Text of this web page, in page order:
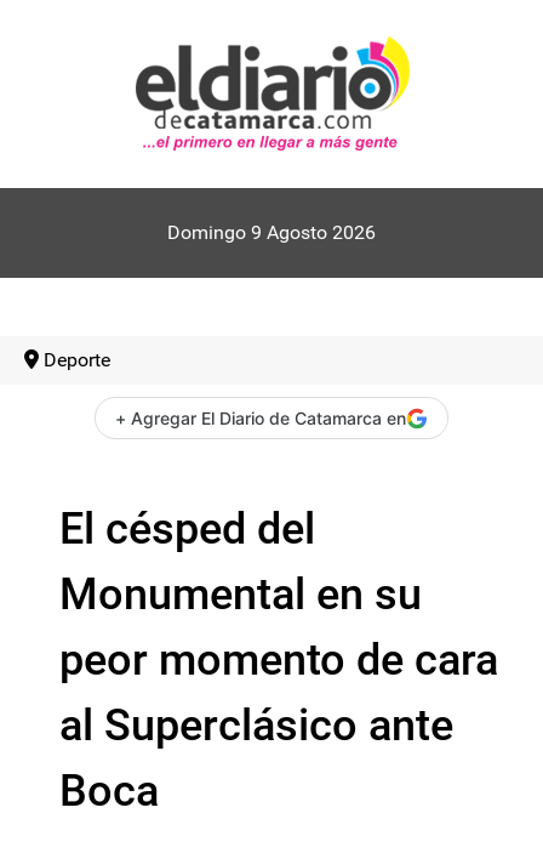
Domingo 9 Agosto 2026
Deporte
+ Agregar El Diario de Catamarca en
El césped del
Monumental en su
peor momento de cara
al Superclásico ante
Boca